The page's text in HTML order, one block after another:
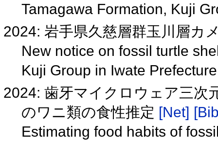
Tamagawa Formation, Kuji
2024: 岩手県久慈層群玉川層カ
New notice on fossil turtle
Kuji Group in Iwate
2024: 歯牙マイクロウェア三次
のワニ類の食性推定 [Net]
Estimating food habits of